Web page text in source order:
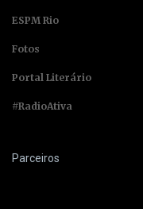
ESPM Rio
Fotos
Portal Literário
#RadioAtiva
Parceiros